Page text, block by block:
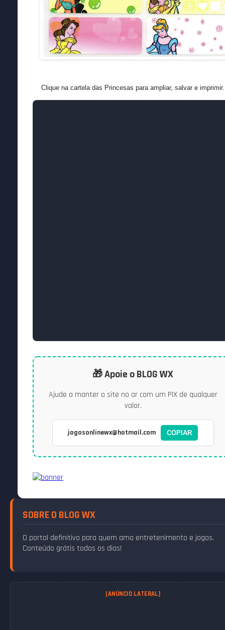
Clique na cartela das Princesas para ampliar, salvar e imprimir.
🎁 Apoie o BLOG WX
Ajude a manter o site no ar com um PIX de qualquer
valor.
jogosonlinewx@hotmail.com COPIAR
SOBRE O BLOG WX
O portal definitivo para quem ama entretenimento e jogos.
Conteúdo grátis todos os dias!
[ANÚNCIO LATERAL]